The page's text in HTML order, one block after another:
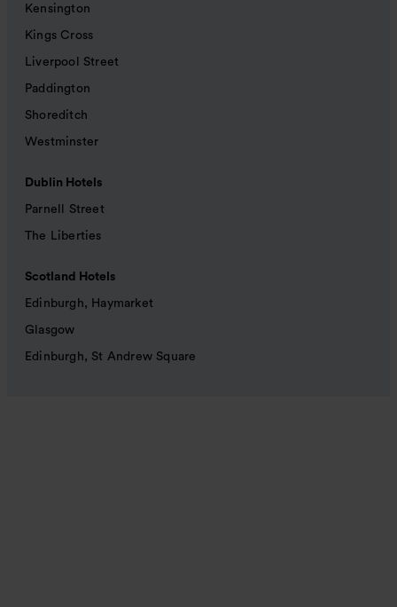
Kensington
Kings Cross
Liverpool Street
Paddington
Shoreditch
Westminster
Dublin Hotels
Parnell Street
The Liberties
Scotland Hotels
Edinburgh, Haymarket
Glasgow
Edinburgh, St Andrew Square